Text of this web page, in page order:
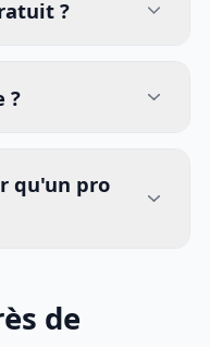
?
?
qu'un pro
de